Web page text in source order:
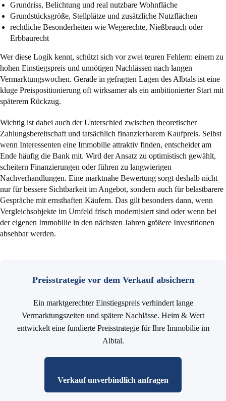
Grundriss, Belichtung und real nutzbare Wohnfläche
Grundstücksgröße, Stellplätze und zusätzliche Nutzflächen
rechtliche Besonderheiten wie Wegerechte, Nießbrauch oder
Erbbaurecht
Wer diese Logik kennt, schützt sich vor zwei teuren Fehlern: einem zu
hohen Einstiegspreis und unnötigen Nachlässen nach langen
Vermarktungswochen. Gerade in gefragten Lagen des Albtals ist eine
kluge Preispositionierung oft wirksamer als ein ambitionierter Start mit
späterem Rückzug.
Wichtig ist dabei auch der Unterschied zwischen theoretischer
Zahlungsbereitschaft und tatsächlich finanzierbarem Kaufpreis. Selbst
wenn Interessenten eine Immobilie attraktiv finden, entscheidet am
Ende häufig die Bank mit. Wird der Ansatz zu optimistisch gewählt,
scheitern Finanzierungen oder führen zu langwierigen
Nachverhandlungen. Eine marktnahe Bewertung sorgt deshalb nicht
nur für bessere Sichtbarkeit im Angebot, sondern auch für belastbarere
Gespräche mit ernsthaften Käufern. Das gilt besonders dann, wenn
Vergleichsobjekte im Umfeld frisch modernisiert sind oder wenn bei
der eigenen Immobilie in den nächsten Jahren größere Investitionen
absehbar werden.
Preisstrategie vor dem Verkauf absichern
Ein marktgerechter Einstiegspreis verhindert lange
Vermarktungszeiten und spätere Nachlässe. Heim & Wert
entwickelt eine fundierte Preisstrategie für Ihre Immobilie im
Albtal.
Verkauf unverbindlich anfragen